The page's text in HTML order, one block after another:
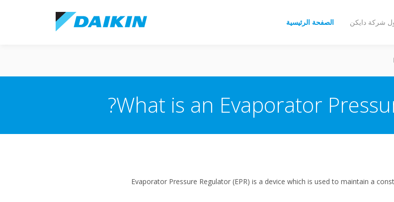
الصفحة الرئيسية شركة دايكن
What is an Evaporator
Evaporator Pressure Regulator (EPR) is a device which is used to maintain a